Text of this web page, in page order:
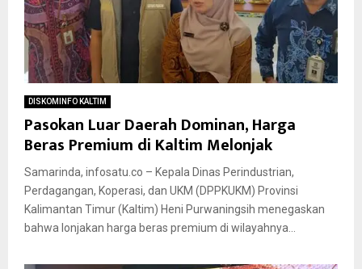
DISKOMINFO KALTIM
Pasokan Luar Daerah Dominan, Harga
Beras Premium di Kaltim Melonjak
Samarinda, infosatu.co – Kepala Dinas Perindustrian,
Perdagangan, Koperasi, dan UKM (DPPKUKM) Provinsi
Kalimantan Timur (Kaltim) Heni Purwaningsih menegaskan
bahwa lonjakan harga beras premium di wilayahnya...